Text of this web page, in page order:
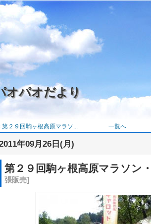
オパオだより
第２９回駒ヶ根高原マラソ... 一覧へ
年09月26日(月)
第２９回駒ヶ根高原マラソン
張販売]